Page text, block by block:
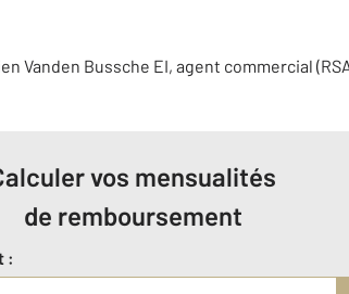
Vanden Bussche EI, agent commercial
vos mensualités
de remboursement
: